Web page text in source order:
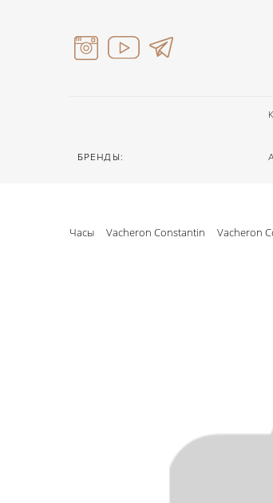
БРЕНДЫ:
Часы Vacheron Constantin Vacheron